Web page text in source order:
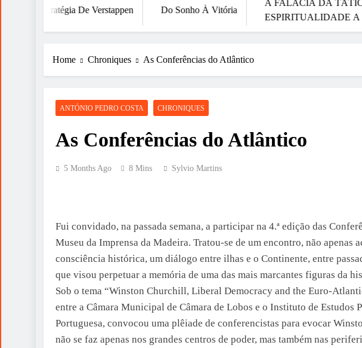
De Verstappen Do Sonho À Vitória
A FALÁCIA DA TÁTICA DE OPOR
ESPIRITUALIDADE A RELIGIÃO
Home Chroniques As Conferências do Atlântico
ANTÓNIO PEDRO COSTA CHRONIQUES
As Conferências do Atlântico
5 Months Ago 8 Mins Sylvio Martins
Fui convidado, na passada semana, a participar na 4.ª edição das
Museu da Imprensa da Madeira. Tratou-se de um encontro, não apenas
consciência histórica, um diálogo entre ilhas e o Continente, entre
que visou perpetuar a memória de uma das mais marcantes figuras da
Sob o tema “Winston Churchill, Liberal Democracy and the Euro-
entre a Câmara Municipal de Câmara de Lobos e o Instituto de
Portuguesa, convocou uma plêiade de conferencistas para evocar
não se faz apenas nos grandes centros de poder, mas também nas